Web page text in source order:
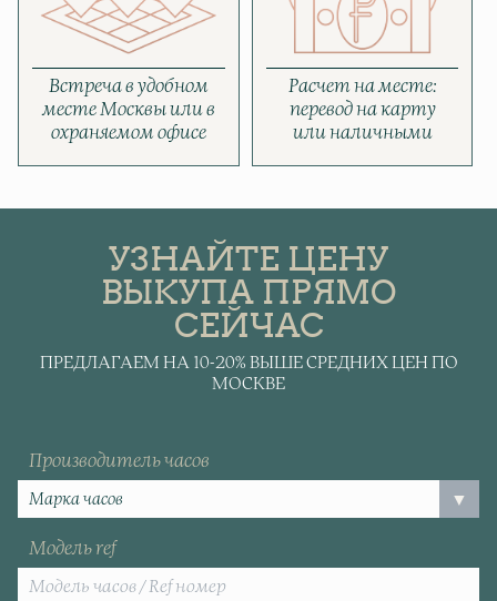
Встреча в удобном
месте Москвы или в
охраняемом офисе
Расчет на месте:
перевод на карту
или наличными
УЗНАЙТЕ ЦЕНУ
ВЫКУПА ПРЯМО
СЕЙЧАС
ПРЕДЛАГАЕМ НА 10-20% ВЫШЕ СРЕДНИХ ЦЕН ПО
МОСКВЕ
Производитель часов
Модель ref